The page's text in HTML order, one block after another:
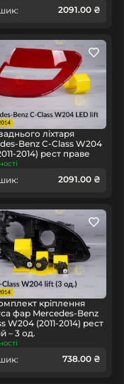
2091.00 ₴
ліхтаря
Benz C-Class W204
2014) рест праве
2091.00 ₴
кріплення
фар Mercedes-Benz
W204 (2011-2014) рест
– 3 од.
738.00 ₴